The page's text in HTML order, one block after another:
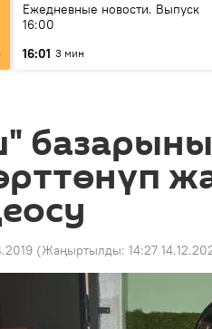
Ежедневные новости. Выпуск
16:00
16:01 3 мин
(Жаңыртылды: 14:27